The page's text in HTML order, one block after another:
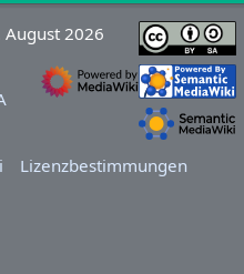
2026
Lizenzbestimmungen